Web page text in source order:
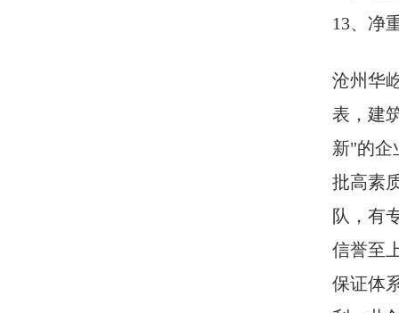
13、净
沧州华
表，建
新"的企
批高素
队，有
信誉至
保证体